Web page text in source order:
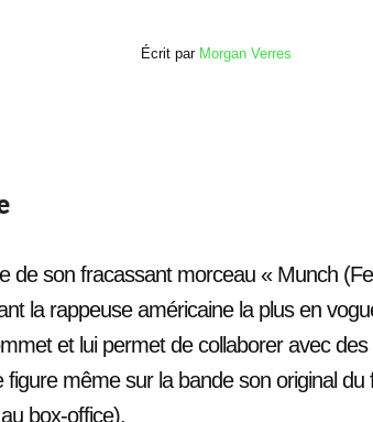
Écrit par Morgan Verres
de son fracassant morceau « Munch
la rappeuse américaine la plus en
et lui permet de collaborer avec
figure même sur la bande son original
box-office).